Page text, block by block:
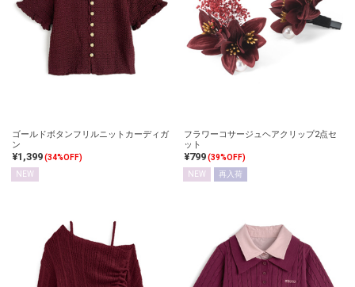
ゴールドボタンフリルニットカーディガ
ン
¥1,399(34%OFF)
NEW
フラワーコサージュヘアクリップ2点セ
ット
¥799(39%OFF)
NEW
再入荷